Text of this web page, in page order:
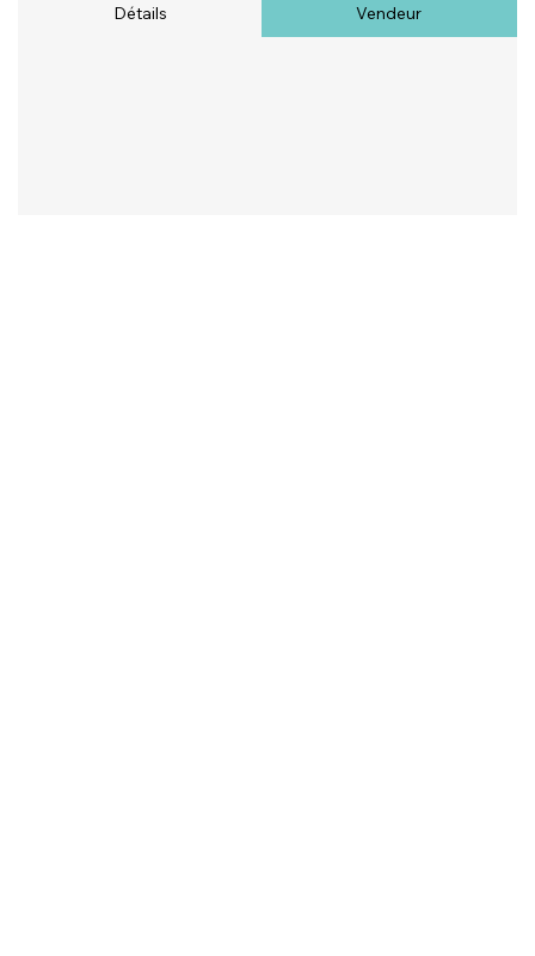
Détails Vendeur